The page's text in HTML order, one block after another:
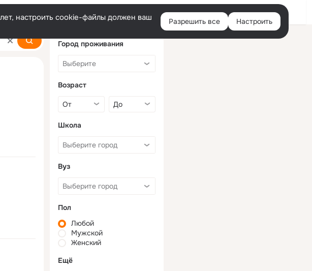
Войти
настроить cookie-файлы должен ваш
Разрешить все Настроить
Город проживания
Возраст
Школа
Вуз
Пол
Любой
Мужской
Женский
Ещё